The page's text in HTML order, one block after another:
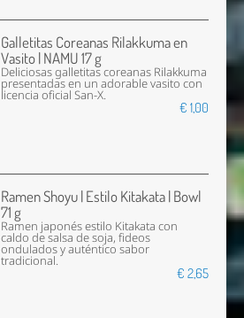
Galletitas Coreanas Rilakkuma en
Vasito | NAMU 17 g
Deliciosas galletitas coreanas Rilakkuma
presentadas en un adorable vasito con
licencia oficial San-X.
€ 1,00
Ramen Shoyu | Estilo Kitakata | Bowl
71 g
Ramen japonés estilo Kitakata con
caldo de salsa de soja, fideos
ondulados y auténtico sabor
tradicional.
€ 2,65